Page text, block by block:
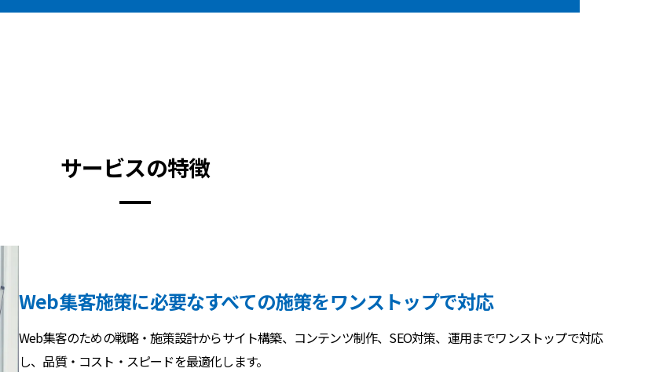
サービスの特徴
Web集客施策に必要なすべての施策をワンストップで対応
Web集客のための戦略・施策設計からサイト構築、コンテンツ制作、SEO対策、運用までワンストップで対応
し、品質・コスト・スピードを最適化します。